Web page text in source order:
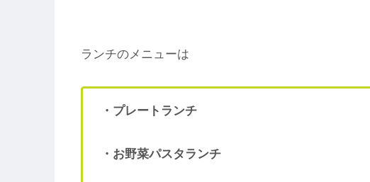
ランチのメニューは
・プレートランチ
・お野菜パスタランチ